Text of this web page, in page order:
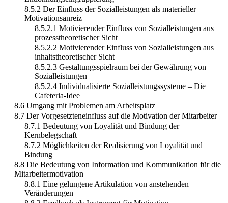
8.5.2 Der Einfluss der Sozialleistungen als materieller
Motivationsanreiz
8.5.2.1 Motivierender Einfluss von Sozialleistungen aus
prozesstheoretischer Sicht
8.5.2.2 Motivierender Einfluss von Sozialleistungen aus
inhaltstheoretischer Sicht
8.5.2.3 Gestaltungsspielraum bei der Gewährung von
Sozialleistungen
8.5.2.4 Individualisierte Sozialleistungssysteme – Die
Cafeteria-Idee
8.6 Umgang mit Problemen am Arbeitsplatz
8.7 Der Vorgesetzteneinfluss auf die Motivation der Mitarbeiter
8.7.1 Bedeutung von Loyalität und Bindung der
Kernbelegschaft
8.7.2 Möglichkeiten der Realisierung von Loyalität und
Bindung
8.8 Die Bedeutung von Information und Kommunikation für die
Mitarbeitermotivation
8.8.1 Eine gelungene Artikulation von anstehenden
Veränderungen